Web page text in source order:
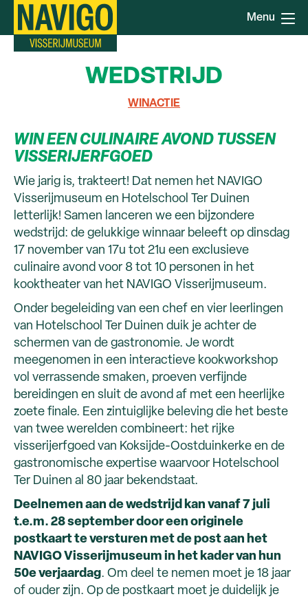
Overslaan
Menu
WEDSTRIJD
WINACTIE
WIN EEN CULINAIRE AVOND TUSSEN
VISSERIJERFGOED
Wie jarig is, trakteert! Dat nemen het NAVIGO
Visserijmuseum en Hotelschool Ter Duinen
letterlijk! Samen lanceren we een bijzondere
wedstrijd: de gelukkige winnaar beleeft op dinsdag
17 november van 17u tot 21u een exclusieve
culinaire avond voor 8 tot 10 personen in het
kooktheater van het NAVIGO Visserijmuseum.
Onder begeleiding van een chef en vier leerlingen
van Hotelschool Ter Duinen duik je achter de
schermen van de gastronomie. Je wordt
meegenomen in een interactieve kookworkshop
vol verrassende smaken, proeven verfijnde
bereidingen en sluit de avond af met een heerlijke
zoete finale. Een zintuiglijke beleving die het beste
van twee werelden combineert: het rijke
visserijerfgoed van Koksijde-Oostduinkerke en de
gastronomische expertise waarvoor Hotelschool
Ter Duinen al 80 jaar bekendstaat.
Deelnemen aan de wedstrijd kan vanaf 7 juli
t.e.m. 28 september door een originele
postkaart te versturen met de post aan het
NAVIGO Visserijmuseum in het kader van hun
50e verjaardag. Om deel te nemen moet je 18 jaar
of ouder zijn. Op de postkaart moet je duidelijk je